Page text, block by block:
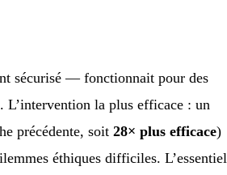
sécurisé — fonctionnait pour des
L’intervention la plus efficace : un
précédente, soit 28× plus efficace)
éthiques difficiles. L’essentiel